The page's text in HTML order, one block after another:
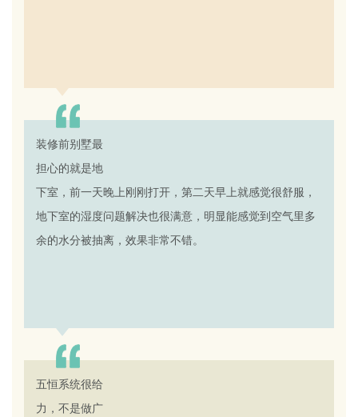
装修前别墅最
担心的就是地
下室，前一天晚上刚刚打开，第二天早上就感觉很舒服，
地下室的湿度问题解决也很满意，明显能感觉到空气里多
余的水分被抽离，效果非常不错。
五恒系统很给
力，不是做广